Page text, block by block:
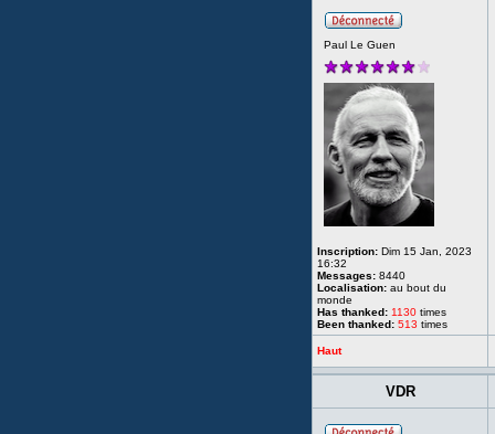
Paul Le Guen
Inscription: Dim 15 Jan, 2023
16:32
Messages: 8440
Localisation: au bout du
monde
Has thanked: 1130 times
Been thanked: 513 times
Haut
VDR